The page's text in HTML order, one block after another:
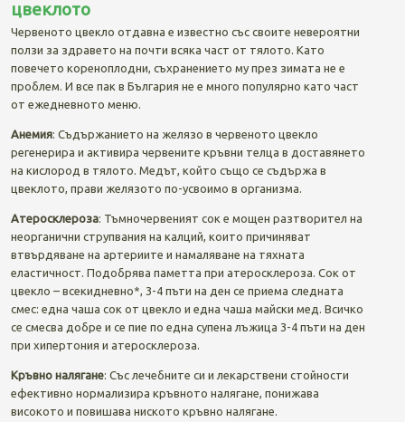
цвеклото
Червеното цвекло отдавна е известно със своите невероятни
ползи за здравето на почти всяка част от тялото. Като
повечето кореноплодни, съхранението му през зимата не е
проблем. И все пак в България не е много популярно като част
от ежедневното меню.
Анемия: Съдържанието на желязо в червеното цвекло
регенерира и активира червените кръвни телца в доставянето
на кислород в тялото. Медът, който също се съдържа в
цвеклото, прави желязото по-усвоимо в организма.
Атеросклероза: Тъмночервеният сок е мощен разтворител на
неорганични струпвания на калций, които причиняват
втвърдяване на артериите и намаляване на тяхната
еластичност. Подобрява паметта при атеросклероза. Сок от
цвекло – всекидневно*, 3-4 пъти на ден се приема следната
смес: една чаша сок от цвекло и една чаша майски мед. Всичко
се смесва добре и се пие по една супена лъжица 3-4 пъти на ден
при хипертония и атеросклероза.
Кръвно налягане: Със лечебните си и лекарствени стойности
ефективно нормализира кръвното налягане, понижава
високото и повишава ниското кръвно налягане.